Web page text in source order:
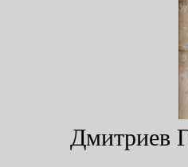
Дмитриев